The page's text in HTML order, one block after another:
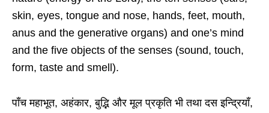
skin, eyes, tongue and nose, hands, feet, mouth,
anus and the generative organs) and one’s mind
and the five objects of the senses (sound, touch,
form, taste and smell).
पाँच महाभूत, अहंकार, बुद्भि और मूल प्रकृति भी तथा दस इन्द्रियाँ,